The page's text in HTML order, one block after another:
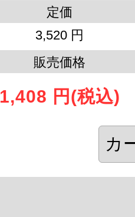
定価
3,520 円
販売価格
1,408 円 (税込)